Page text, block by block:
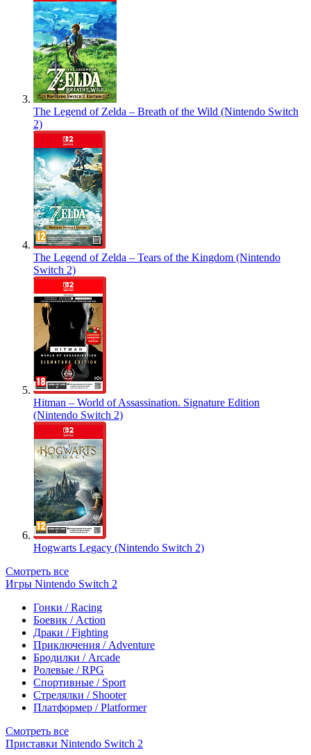
The Legend of Zelda – Breath of the Wild (Nintendo Switch
2)
The Legend of Zelda – Tears of the Kingdom (Nintendo
Switch 2)
Hitman – World of Assassination. Signature Edition
(Nintendo Switch 2)
Hogwarts Legacy (Nintendo Switch 2)
Смотреть все
Игры Nintendo Switch 2
Гонки / Racing
Боевик / Action
Драки / Fighting
Приключения / Adventure
Бродилки / Arcade
Ролевые / RPG
Спортивные / Sport
Стрелялки / Shooter
Платформер / Platformer
Смотреть все
Приставки Nintendo Switch 2